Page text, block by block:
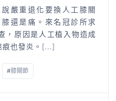
嚴重退化要換人工膝關
還是痛。來名冠診所求
，原因是人工植入物造成
也發炎。 [...]
#膝關節